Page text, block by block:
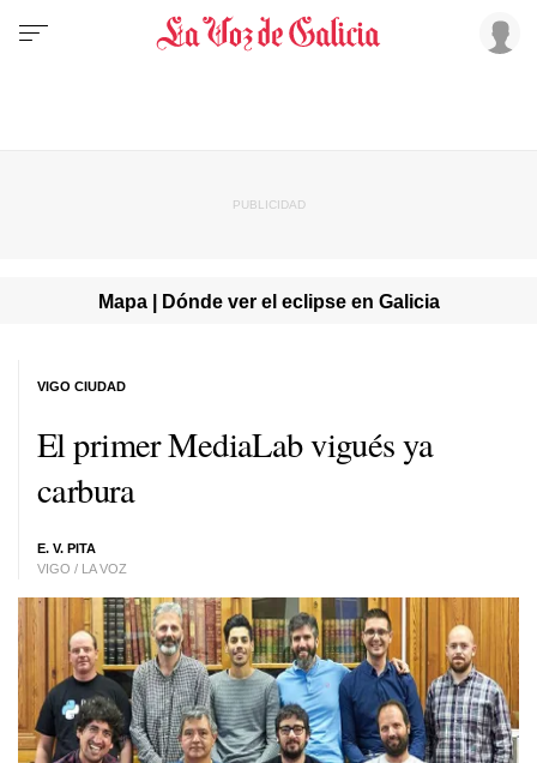
Mapa | Dónde ver el eclipse en Galicia
El primer MediaLab vigués ya
carbura
E. V. PITA
VIGO / LA VOZ
VIGO CIUDAD